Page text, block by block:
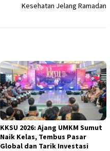
Kesehatan Jelang Ramadan
KKSU 2026: Ajang UMKM Sumut
Naik Kelas, Tembus Pasar
Global dan Tarik Investasi